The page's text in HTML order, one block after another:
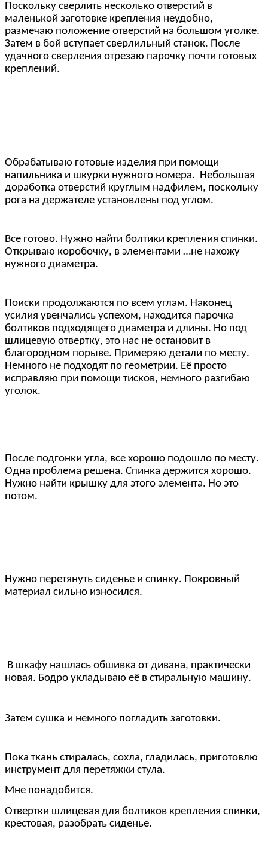
Поскольку сверлить несколько отверстий в
маленькой заготовке крепления неудобно,
размечаю положение отверстий на большом уголке.
Затем в бой вступает сверлильный станок. После
удачного сверления отрезаю парочку почти готовых
креплений.
Обрабатываю готовые изделия при помощи
напильника и шкурки нужного номера. Небольшая
доработка отверстий круглым надфилем, поскольку
рога на держателе установлены под углом.
Все готово. Нужно найти болтики крепления спинки.
Открываю коробочку, в элементами …не нахожу
нужного диаметра.
Поиски продолжаются по всем углам. Наконец
усилия увенчались успехом, находится парочка
болтиков подходящего диаметра и длины. Но под
шлицевую отвертку, это нас не остановит в
благородном порыве. Примеряю детали по месту.
Немного не подходят по геометрии. Её просто
исправляю при помощи тисков, немного разгибаю
уголок.
После подгонки угла, все хорошо подошло по месту.
Одна проблема решена. Спинка держится хорошо.
Нужно найти крышку для этого элемента. Но это
потом.
Нужно перетянуть сиденье и спинку. Покровный
материал сильно износился.
В шкафу нашлась обшивка от дивана, практически
новая. Бодро укладываю её в стиральную машину.
Затем сушка и немного погладить заготовки.
Пока ткань стиралась, сохла, гладилась, приготовлю
инструмент для перетяжки стула.
Мне понадобится.
Отвертки шлицевая для болтиков крепления спинки,
крестовая, разобрать сиденье.